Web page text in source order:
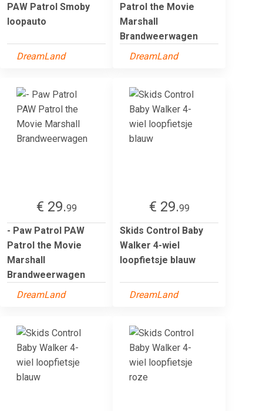
PAW Patrol Smoby
loopauto
DreamLand
Patrol the Movie
Marshall
Brandweerwagen
DreamLand
€ 29.99
- Paw Patrol PAW
Patrol the Movie
Marshall
Brandweerwagen
DreamLand
€ 29.99
Skids Control Baby
Walker 4-wiel
loopfietsje blauw
DreamLand